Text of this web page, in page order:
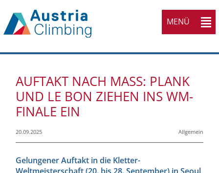
MENÜ
AUFTAKT NACH MASS: PLANK U
ND LE BON ZIEHEN INS WM-F
INALE EIN
20.09.2025 Allgemein
Gelungener Auftakt in die Kletter-
Weltmeisterschaft (20. bis 28. September) in Seoul